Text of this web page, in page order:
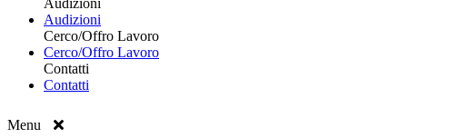
Audizioni
Cerco/Offro Lavoro
Cerco/Offro Lavoro
Contatti
Contatti
Menu